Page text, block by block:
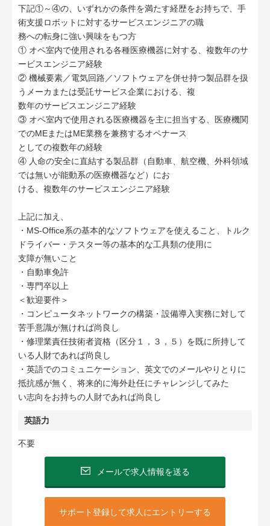
下記①～④の、いずれかの条件を満たす経歴をお持ちで、手
術支援ロボットに対するサービスエンジニアの職
務への転身に強い興味をもつ方
① オペ室内で使用される各種医療機器に対する、複数年のサ
ービスエンジニア経験
② 機械要素／電気回路／ソフトウェアを併せ持つ製品群を扱
うメーカまたは受託サービス企業における、複
数年のサービスエンジニア経験
③ オペ室内で使用される医療機器を主に担当する、医療機関
でのMEまたはME業務を兼務するオペナース
としての複数年の経験
④ 人命の安全に直結する製品群（自動車、航空機、外科領域
では無いが能動系の医療機器など）にお
ける、複数年のサービスエンジニア経験
上記に加え、
・MS-Office系の基本的なソフトウェアを使えること、トルク
ドライバー・テスター等の基本的な工具類の使用に
支障が無いこと
・自動車免許
・専門卒以上
＜歓迎要件＞
・コンピュータネットワークの構築・設備導入実務に対して
苦手意識が無ければ尚良し
・修理業責任技術者資格（区分１，３，５）を既に所持して
いる人財であれば尚良し
・英語でのコミュニケーション、英文でのメールやりとりに
抵抗感が無く、将来的に海外赴任にチャレンジしてみた
い志向をお持ちの人財であれば尚良し
英語力
不要
メールで求人情報を送る
サポート登録して求人にエントリーする